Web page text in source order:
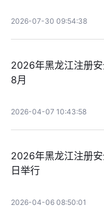
2026-07-30 09:54:38
2026年黑龙江注册
8月
2026-04-07 10:43:58
2026年黑龙江注册
日举行
2026-04-06 08:50:01